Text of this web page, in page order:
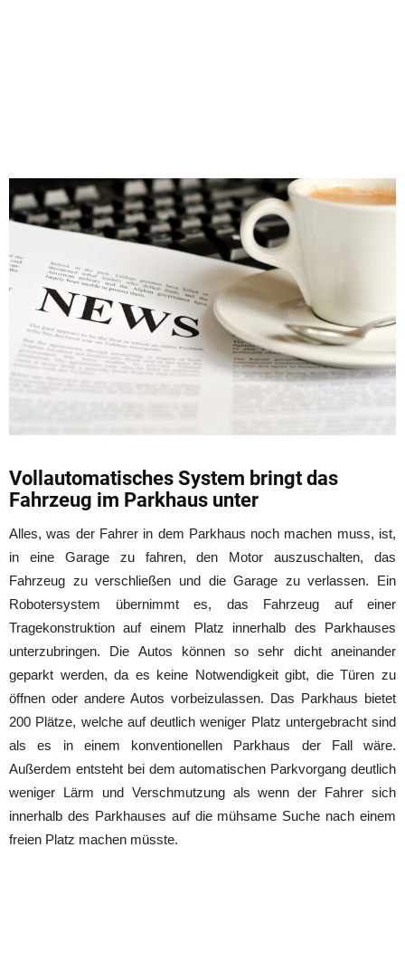
Vollautomatisches System bringt das
Fahrzeug im Parkhaus unter
Alles, was der Fahrer in dem Parkhaus noch machen muss, ist,
in eine Garage zu fahren, den Motor auszuschalten, das
Fahrzeug zu verschließen und die Garage zu verlassen. Ein
Robotersystem übernimmt es, das Fahrzeug auf einer
Tragekonstruktion auf einem Platz innerhalb des Parkhauses
unterzubringen. Die Autos können so sehr dicht aneinander
geparkt werden, da es keine Notwendigkeit gibt, die Türen zu
öffnen oder andere Autos vorbeizulassen. Das Parkhaus bietet
200 Plätze, welche auf deutlich weniger Platz untergebracht sind
als es in einem konventionellen Parkhaus der Fall wäre.
Außerdem entsteht bei dem automatischen Parkvorgang deutlich
weniger Lärm und Verschmutzung als wenn der Fahrer sich
innerhalb des Parkhauses auf die mühsame Suche nach einem
freien Platz machen müsste.